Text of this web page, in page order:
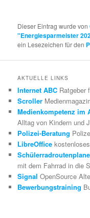
Dieser Eintrag wurde von
"Energiesparmeister
ein Lesezeichen für den
AKTUELLE LINKS
Internet ABC Ratgeber
Scroller
Medienkompetenz im
Alltag von Kindern und
Polizei-Beratung
LibreOffice
mit dem Fahrrad in die
Signal OpenSource
Bewerbungstraining